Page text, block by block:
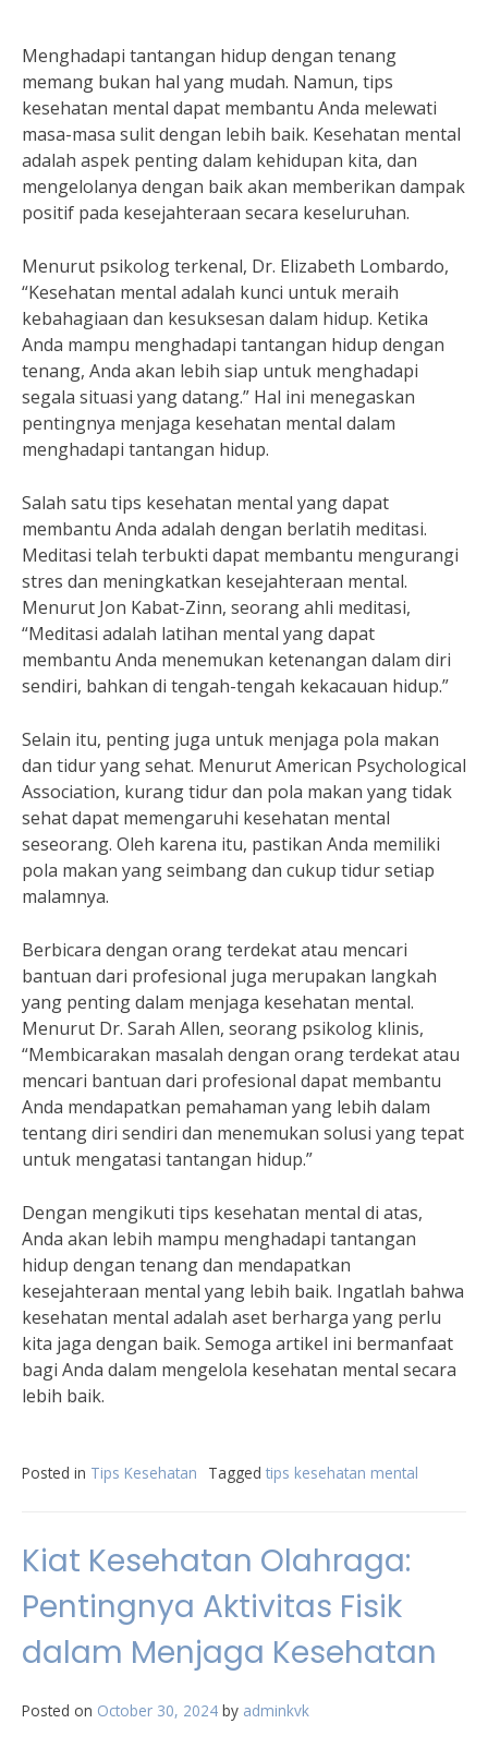
Menghadapi tantangan hidup dengan tenang
memang bukan hal yang mudah. Namun, tips
kesehatan mental dapat membantu Anda melewati
masa-masa sulit dengan lebih baik. Kesehatan mental
adalah aspek penting dalam kehidupan kita, dan
mengelolanya dengan baik akan memberikan dampak
positif pada kesejahteraan secara keseluruhan.
Menurut psikolog terkenal, Dr. Elizabeth Lombardo,
“Kesehatan mental adalah kunci untuk meraih
kebahagiaan dan kesuksesan dalam hidup. Ketika
Anda mampu menghadapi tantangan hidup dengan
tenang, Anda akan lebih siap untuk menghadapi
segala situasi yang datang.” Hal ini menegaskan
pentingnya menjaga kesehatan mental dalam
menghadapi tantangan hidup.
Salah satu tips kesehatan mental yang dapat
membantu Anda adalah dengan berlatih meditasi.
Meditasi telah terbukti dapat membantu mengurangi
stres dan meningkatkan kesejahteraan mental.
Menurut Jon Kabat-Zinn, seorang ahli meditasi,
“Meditasi adalah latihan mental yang dapat
membantu Anda menemukan ketenangan dalam diri
sendiri, bahkan di tengah-tengah kekacauan hidup.”
Selain itu, penting juga untuk menjaga pola makan
dan tidur yang sehat. Menurut American Psychological
Association, kurang tidur dan pola makan yang tidak
sehat dapat memengaruhi kesehatan mental
seseorang. Oleh karena itu, pastikan Anda memiliki
pola makan yang seimbang dan cukup tidur setiap
malamnya.
Berbicara dengan orang terdekat atau mencari
bantuan dari profesional juga merupakan langkah
yang penting dalam menjaga kesehatan mental.
Menurut Dr. Sarah Allen, seorang psikolog klinis,
“Membicarakan masalah dengan orang terdekat atau
mencari bantuan dari profesional dapat membantu
Anda mendapatkan pemahaman yang lebih dalam
tentang diri sendiri dan menemukan solusi yang tepat
untuk mengatasi tantangan hidup.”
Dengan mengikuti tips kesehatan mental di atas,
Anda akan lebih mampu menghadapi tantangan
hidup dengan tenang dan mendapatkan
kesejahteraan mental yang lebih baik. Ingatlah bahwa
kesehatan mental adalah aset berharga yang perlu
kita jaga dengan baik. Semoga artikel ini bermanfaat
bagi Anda dalam mengelola kesehatan mental secara
lebih baik.
Posted in Tips Kesehatan Tagged tips kesehatan mental
Kiat Kesehatan Olahraga:
Pentingnya Aktivitas Fisik
dalam Menjaga Kesehatan
Posted on October 30, 2024 by adminkvk